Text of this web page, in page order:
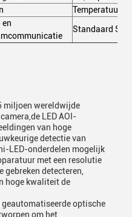
en
Standaard
miljoen wereldwijde
LED AOI-
van hoge
detectie van
LED-onderdelen mogelijk
met een resolutie
detecteren,
hoge kwaliteit de
geautomatiseerde optische
om het